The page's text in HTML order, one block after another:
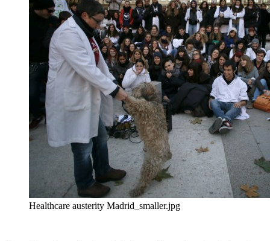
Healthcare austerity Madrid_smaller.jpg